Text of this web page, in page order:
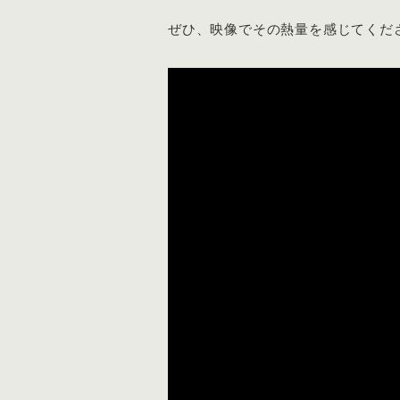
ぜひ、映像でその熱量を感じてくだ